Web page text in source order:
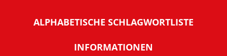
ALPHABETISCHE SCHLAGWORTLISTE
INFORMATIONEN